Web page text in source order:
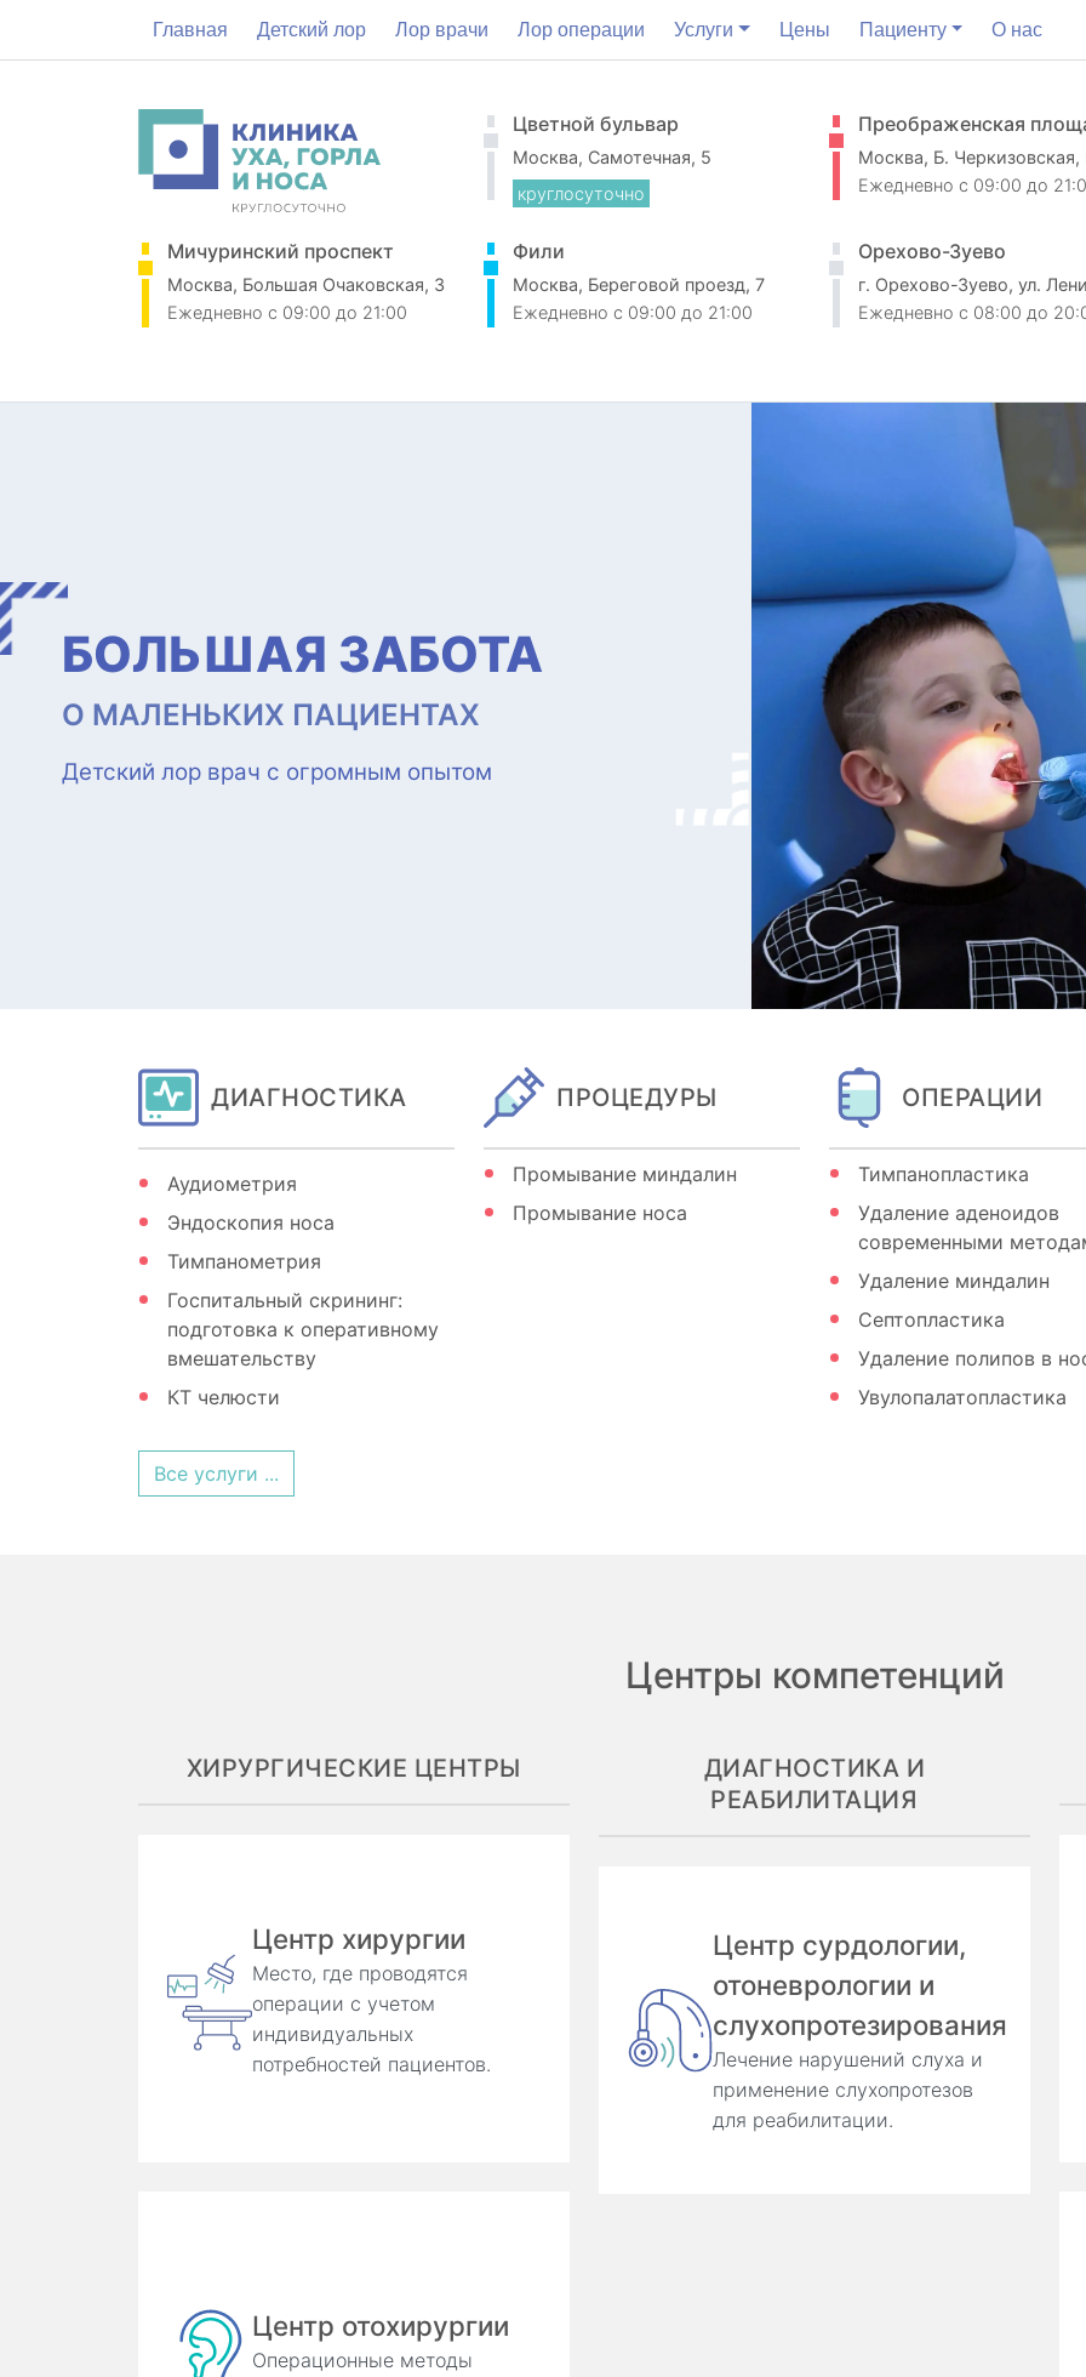
Главная Детский лор Лор врачи Лор операции Услуги Цены Пациенту О нас
Цветной бульвар
Москва, Самотечная, 5
круглосуточно
Преображенская
Москва, Б. Черкизовская,
Ежедневно c 09:00 до
Мичуринский проспект
Москва, Большая Очаковская, 3
Ежедневно c 09:00 до 21:00
Фили
Москва, Береговой проезд, 7
Ежедневно c 09:00 до 21:00
Орехово-Зуево
г. Орехово-Зуево, ул.
Ежедневно c 08:00 до
ДЫШАТЬ БЕЗ ПРЕГРАД
ИСПРАВЛЕНИЕ НОСОВОЙ ПЕРЕГОРОДКИ
ДИАГНОСТИКА
Аудиометрия
Эндоскопия носа
Тимпанометрия
Госпитальный скрининг:
подготовка к оперативному
вмешательству
КТ челюсти
ПРОЦЕДУРЫ
Промывание миндалин
Промывание носа
ОПЕРАЦИИ
Тимпанопластика
Удаление аденоидов
современными
Удаление миндалин
Септопластика
Удаление полипов в
Увулопалатопластика
Все услуги ...
Центры компетенций
ХИРУРГИЧЕСКИЕ ЦЕНТРЫ
Центр хирургии
Место, где проводятся
операции с учетом
индивидуальных
потребностей пациентов.
Центр отохирургии
Операционные методы
ДИАГНОСТИКА И
РЕАБИЛИТАЦИЯ
Центр сурдологии,
отоневрологии и
слухопротезирования
Лечение нарушений слуха и
применение слухопротезов
для реабилитации.